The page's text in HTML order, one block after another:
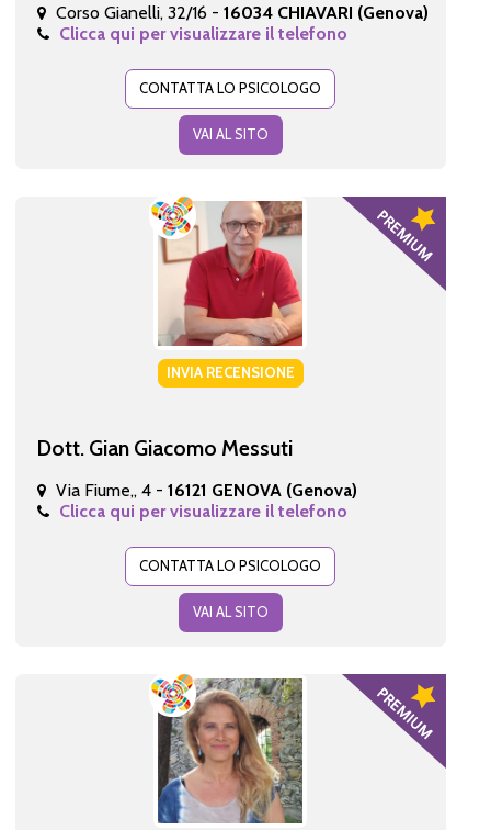
Corso Gianelli, 32/16 - 16034 CHIAVARI (Genova)
Clicca qui per visualizzare il telefono
CONTATTA LO PSICOLOGO
VAI AL SITO
INVIA RECENSIONE
Dott. Gian Giacomo Messuti
Via Fiume,, 4 - 16121 GENOVA (Genova)
Clicca qui per visualizzare il telefono
CONTATTA LO PSICOLOGO
VAI AL SITO